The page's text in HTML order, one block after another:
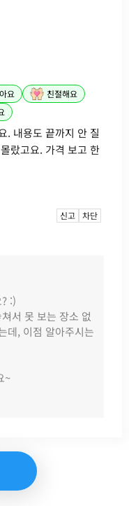
요
친절해요
. 내용도 끝까지 안 질
랐고요. 가격 보고 한
신고 차단
:)
서 못 보는 장소 없
데, 이점 알아주시는
~